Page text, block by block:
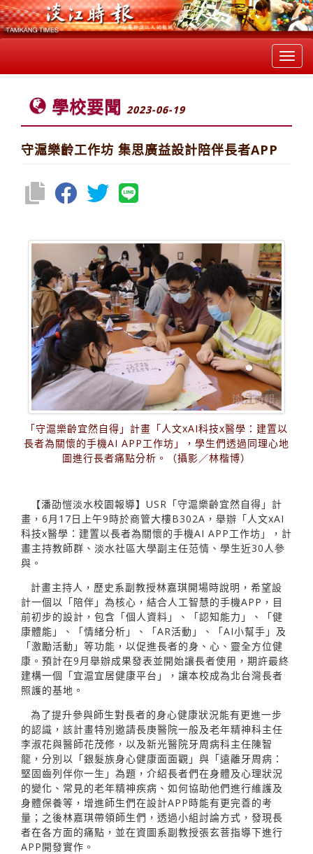
學校要聞 2023-06-19
守滬樂齡工作坊 集思廣益設計陪伴長者APP
「守滬樂齡宜然自得」計畫「人文xAI科技x醫學：建置以
長者為關懷的手機AI APP工作坊」，學生們透過同理心地
圖進行長者痛點分析。（攝影／林楷博）
【潘劭愷淡水校園報導】USR「守滬樂齡宜然自得」計
畫，6月17日上午9時於商管大樓B302A，舉辦「人文xAI
科技x醫學：建置以長者為關懷的手機AI APP工作坊」，計
畫主持教師群、淡水社區大學副主任范情、學生近30人參
與。
計畫主持人，歷史系副教授林嘉琪開場時說明，希望設
計一個以「陪伴」為核心，結合人工智慧的手機APP，目
前初步的設計，包含「個人資料」、「認知能力」、「健
康體能」、「情緒分析」、「AR活動」、「AI小幫手」及
「激勵活動」等功能，以促進長者的身、心、靈全方位健
康。預計在9月舉辦成果發表並開始讓長者使用，期許最終
建構一個「宜滬宜居健康平台」，讓本校成為北台灣長者
照護的基地。
為了提升參與師生對長者的身心健康狀況能有更進一步
的認識，該計畫特別邀請長庚醫院一般及老年精神科主任
李淑花與醫師花茂修，以及新光醫院牙周病科主任陳智
龍，分別以「銀髮族身心健康面面觀」與「遠離牙周病：
堅固齒列伴你一生」為題，介紹長者們在身體及心理狀況
的變化、常見的老年精神疾病、如何協助他們進行維護及
身體保養等，增進師生們在設計APP時能有更完善的考
量；之後林嘉琪帶領師生們，透過小組討論方式，發現長
者在各方面的痛點，並在資圖系副教授張玄菩指導下進行
APP開發實作。